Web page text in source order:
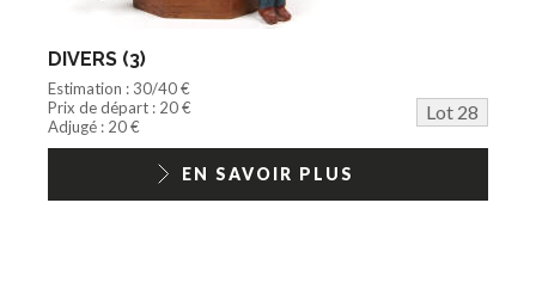
DIVERS (3)
Estimation : 30/40 €
Prix de départ : 20 €
Lot 28
Adjugé : 20 €
EN SAVOIR PLUS